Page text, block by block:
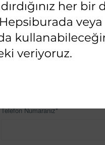
İletişime Geçin
Ad & Soyad*
Telefon Numaranız*